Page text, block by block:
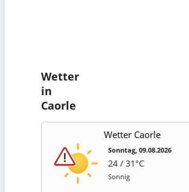
Wetter
in
Caorle
Wetter Caorle
Sonntag, 09.08.2026
24 / 31°C
Sonnig